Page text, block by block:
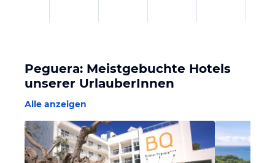
Peguera: Meistgebuchte Hotels
unserer UrlauberInnen
Alle anzeigen